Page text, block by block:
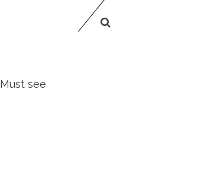
Must see